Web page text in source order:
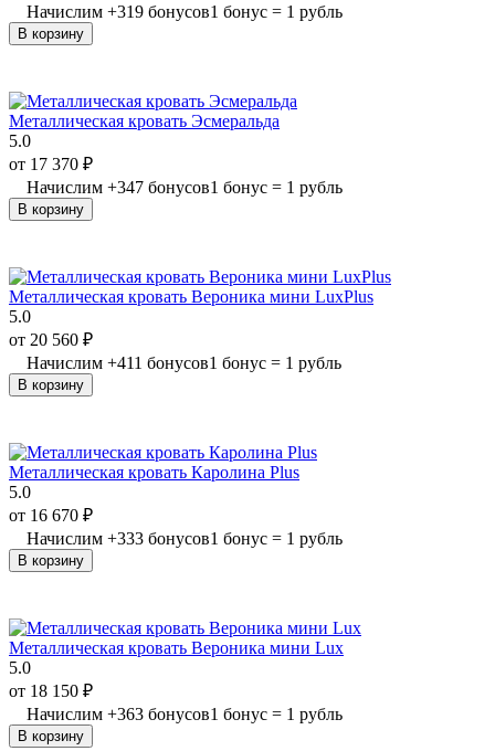
Начислим +319 бонусов1 бонус = 1 рубль
В корзину
Металлическая кровать Эсмеральда
5.0
от 17 370 ₽
Начислим +347 бонусов1 бонус = 1 рубль
В корзину
Металлическая кровать Вероника мини LuxPlus
5.0
от 20 560 ₽
Начислим +411 бонусов1 бонус = 1 рубль
В корзину
Металлическая кровать Каролина Plus
5.0
от 16 670 ₽
Начислим +333 бонусов1 бонус = 1 рубль
В корзину
Металлическая кровать Вероника мини Lux
5.0
от 18 150 ₽
Начислим +363 бонусов1 бонус = 1 рубль
В корзину